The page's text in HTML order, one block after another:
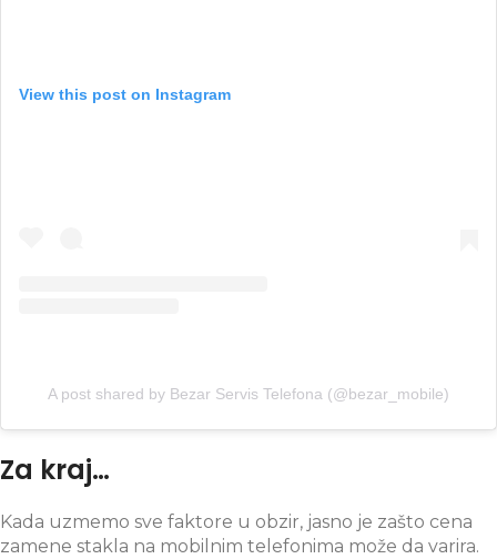
View this post on Instagram
A post shared by Bezar Servis Telefona (@bezar_mobile)
Za kraj…
Kada uzmemo sve faktore u obzir, jasno je zašto cena
zamene stakla na mobilnim telefonima može da varira.